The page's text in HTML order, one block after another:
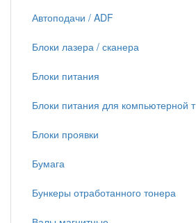
Автоподачи / ADF
Блоки лазера / сканера
Блоки питания
Блоки питания для компьютерной т
Блоки проявки
Бумага
Бункеры отработанного тонера